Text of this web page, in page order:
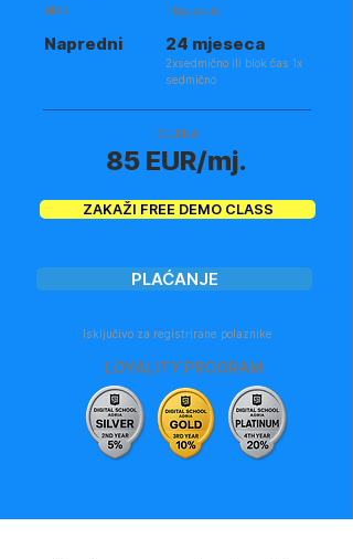
NIVO
Napredni
TRAJANJE
24 mjeseca
2xsedmično ili blok čas 1x
sedmično
CIJENA
85 EUR/mj.
ZAKAŽI FREE DEMO CLASS
PLAĆANJE
Isključivo za registrirane polaznike
LOYALITY PROGRAM